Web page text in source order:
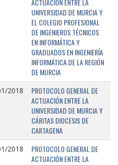
ACTUACIÓN ENTRE LA
UNIVERSIDAD DE MURCIA Y
EL COLEGIO PROFESIONAL
DE INGENIEROS TÉCNICOS
EN INFORMÁTICA Y
GRADUADOS EN INGENIERÍA
INFORMÁTICA DE LA REGIÓN
DE MURCIA
2018
PROTOCOLO GENERAL DE
ACTUACIÓN ENTRE LA
UNIVERSIDAD DE MURCIA Y
CÁRITAS DIOCESIS DE
CARTAGENA
2018
PROTOCOLO GENERAL DE
ACTUACIÓN ENTRE LA